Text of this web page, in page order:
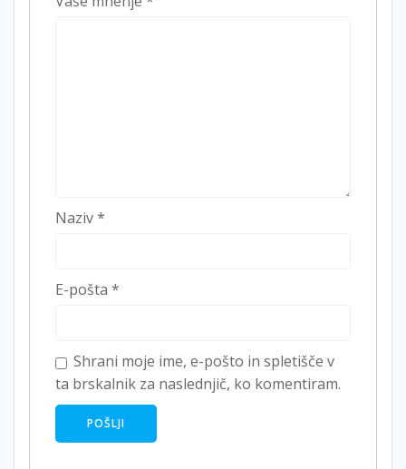
Naziv*
E-pošta *
Shrani moje ime, e-pošto in spletišče v
ta brskalnik za naslednjič, ko komentiram.